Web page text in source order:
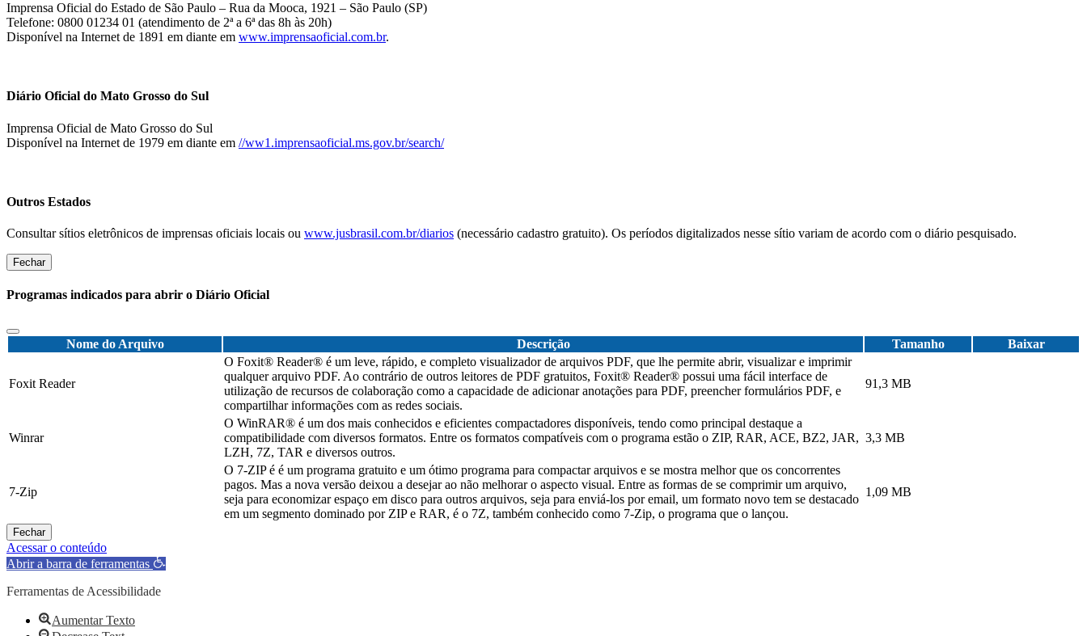
Imprensa Oficial do Estado de São Paulo – Rua da Mooca, 1921 – São Paulo (SP)
Telefone: 0800 01234 01 (atendimento de 2ª a 6ª das 8h às 20h)
Disponível na Internet de 1891 em diante em www.imprensaoficial.com.br.
Diário Oficial do Mato Grosso do Sul
Imprensa Oficial de Mato Grosso do Sul
Disponível na Internet de 1979 em diante em //ww1.imprensaoficial.ms.gov.br/search/
Outros Estados
Consultar sítios eletrônicos de imprensas oficiais locais ou www.jusbrasil.com.br/diarios (necessário cadastro gratuito). Os períodos digitalizados nesse sítio variam de acordo com o diário pesquisado.
Fechar
Programas indicados para abrir o Diário Oficial
Nome do Arquivo Descrição Tamanho Baixar
Foxit Reader
O Foxit® Reader® é um leve, rápido, e completo visualizador de arquivos PDF, que lhe permite abrir, visualizar e imprimir
qualquer arquivo PDF. Ao contrário de outros leitores de PDF gratuitos, Foxit® Reader® possui uma fácil interface de
utilização de recursos de colaboração como a capacidade de adicionar anotações para PDF, preencher formulários PDF, e
compartilhar informações com as redes sociais.
91,3 MB
Winrar
O WinRAR® é um dos mais conhecidos e eficientes compactadores disponíveis, tendo como principal destaque a
compatibilidade com diversos formatos. Entre os formatos compatíveis com o programa estão o ZIP, RAR, ACE, BZ2, JAR,
LZH, 7Z, TAR e diversos outros.
3,3 MB
7-Zip
O 7-ZIP é é um programa gratuito e um ótimo programa para compactar arquivos e se mostra melhor que os concorrentes
pagos. Mas a nova versão deixou a desejar ao não melhorar o aspecto visual. Entre as formas de se comprimir um arquivo,
seja para economizar espaço em disco para outros arquivos, seja para enviá-los por email, um formato novo tem se destacado
em um segmento dominado por ZIP e RAR, é o 7Z, também conhecido como 7-Zip, o programa que o lançou.
1,09 MB
Fechar
Acessar o conteúdo
Abrir a barra de ferramentas
Ferramentas de Acessibilidade
Aumentar Texto